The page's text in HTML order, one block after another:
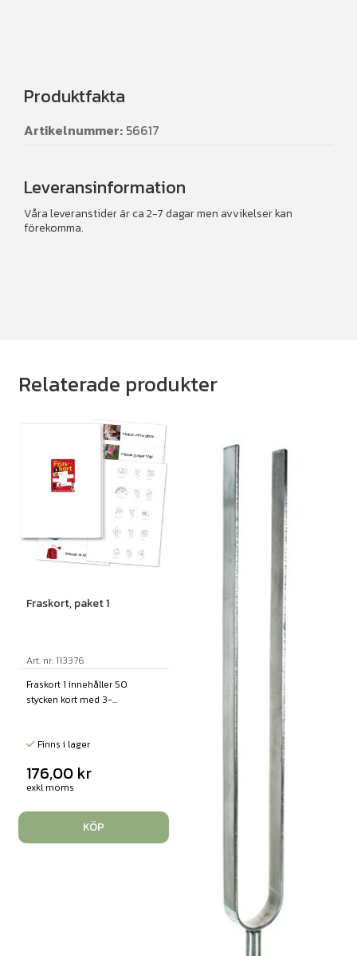
Produktfakta
Artikelnummer: 56617
Leveransinformation
Våra leveranstider är ca 2-7 dagar men avvikelser kan
förekomma.
Relaterade produkter
Fraskort, paket 1
Art. nr: 113376
Fraskort 1 innehåller 50
stycken kort med 3-...
Finns i lager
176,00 kr
exkl moms
KÖP